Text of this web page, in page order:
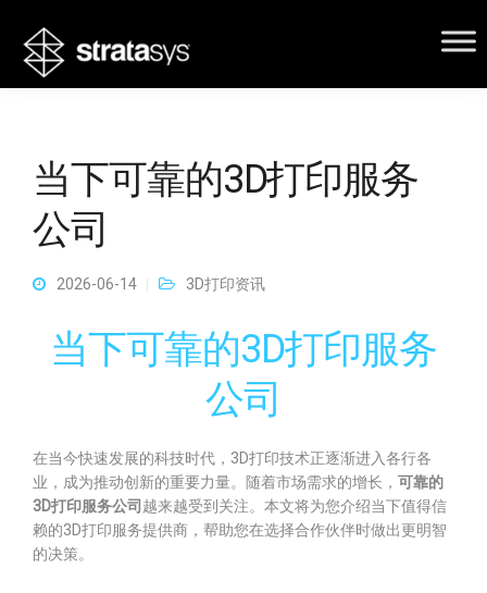
当下可靠的3D打印服务
公司
2026-06-14 3D打印资讯
当下可靠的3D打印服务
公司
在当今快速发展的科技时代，3D打印技术正逐渐进入各行各
业，成为推动创新的重要力量。随着市场需求的增长， 可靠的
3D打印服务公司 越来越受到关注。本文将为您介绍当下值得信
赖的3D打印服务提供商，帮助您在选择合作伙伴时做出更明智
的决策。